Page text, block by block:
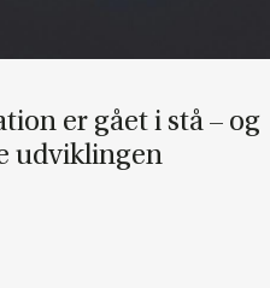
er gået i stå – og
ud­vik­lin­gen
in­nova­tion er gået i stå –